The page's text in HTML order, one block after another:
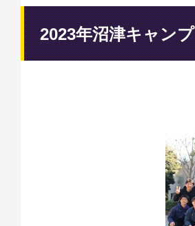
2023年沼津キャンプ